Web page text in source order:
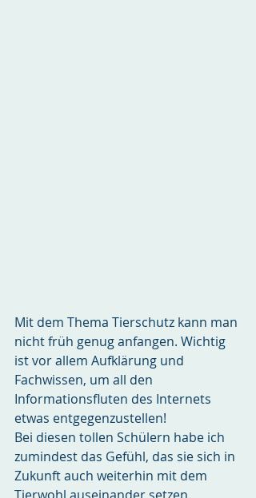
Mit dem Thema Tierschutz kann man
nicht früh genug anfangen. Wichtig
ist vor allem Aufklärung und
Fachwissen, um all den
Informationsfluten des Internets
etwas entgegenzustellen!
Bei diesen tollen Schülern habe ich
zumindest das Gefühl, das sie sich in
Zukunft auch weiterhin mit dem